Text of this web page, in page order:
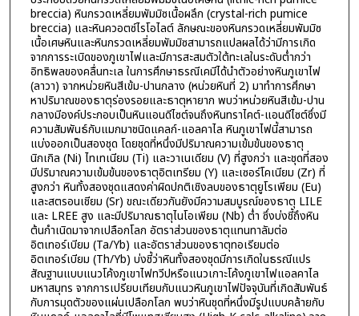
breccia) หินกรวดเหลี่ยมพัมมิซเนื้อผลึก (crystal-rich pumice
breccia) และหินควอตซ์ไรโอไลต์ ลักษณะของหินกรวดเหลี่ยมพัมมิซ
เนื้อเศษหินและหินกรวดเหลี่ยมพัมมิซสามารถแปลผลได้ว่ามีการเกิด
จากการระเบิดของภูเขาไฟและมีการสะสมตัวใต้ทะเลในระดับต่ำกว่า
อิทธิพลของคลื่นทะเล ในการศึกษาธรณีเคมีได้นำตัวอย่างหินภูเขาไฟ
(ลาวา) จากหน่วยหินสีเข้ม-ปานกลาง (หน่วยหินที่ 2) มาทำการศึกษา
หาปริมาณของธาตุร่องรอยและธาตุหายาก พบว่าหน่วยหินสีเข้ม-ปาน
กลางมีองค์ประกอบเป็นหินแอนดีไซต์จนถึงหินทราไคต์-แอนดีไซต์ซึ่งมี
ความสัมพันธ์กับแมกมาชนิดแคลก์-แอลคาไล หินภูเขาไฟนี้สามารถ
แบ่งออกเป็นสองชุด โดยชุดที่หนึ่งมีปริมาณความเข้มข้นของธาตุ
นิกเกิล (Ni) ไทเทเนียม (Ti) และวาเนเดียม (V) ที่สูงกว่า และชุดที่สอง
มีปริมาณความเข้มข้นของธาตุอิตเทรียม (Y) และเซอร์โคเนียม (Zr) ที่
สูงกว่า หินทั้งสองชุดแสดงค่าผิดปกติเชิงลบของธาตุยูโรเพียม (Eu)
และสตรอนเชียม (Sr) ขณะเดียวกันยังมีความสมบูรณ์ของธาตุ LILE
และ LREE สูง และมีปริมาณธาตุไนโอเพียม (Nb) ต่ำ ซึ่งบ่งชี้ถึงหิน
ต้นกำเนิดมาจากเปลือกโลก อัตราส่วนของธาตุแทนทาลัมต่อ
อิตเทอร์เบียม (Ta/Yb) และอัตราส่วนของธาตุทอเรียมต่อ
อิตเทอร์เบียม (Th/Yb) บ่งชี้ว่าหินทั้งสองชุดมีการเกิดในธรณีแปร
สัณฐานแบบแนวโค้งภูเขาไฟทวีปหรือแนวเกาะโค้งภูเขาไฟแอลคาไล
มหาสมุทร จากการเปรียบเทียบกับแนวหินภูเขาไฟปัจจุบันที่เกิดสัมพันธ์
กับการมุดตัวของแผ่นเปลือกโลก พบว่าหินชุดที่หนึ่งมีรูปแบบคล้ายกับ